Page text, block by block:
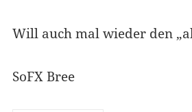
Will auch mal wieder den
SoFX Bree